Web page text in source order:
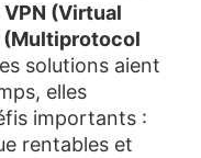
VPN (Virtual
(Multiprotocol
solutions aient
elles
importants :
rentables et